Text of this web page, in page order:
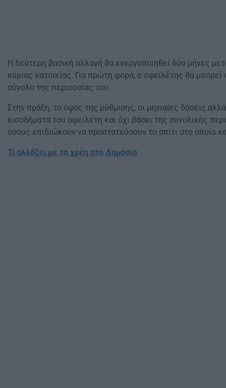
Η δεύτερη βασική αλλαγή θα ενεργοποιηθεί δύο μήνες
κύριας κατοικίας. Για πρώτη φορά, ο οφειλέτης θα
σύνολο της περιουσίας του.
Στην πράξη, το ύψος της ρύθμισης, οι μηνιαίες δόσεις
εισοδήματα του οφειλέτη και όχι βάσει της συνολικής
όσους επιδιώκουν να προστατεύσουν το σπίτι στο οποίο
Τι αλλάζει με τα χρέη στο Δημόσιο